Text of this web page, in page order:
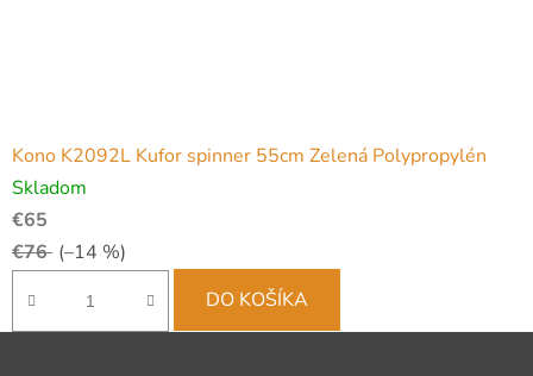
Kono K2092L Kufor spinner 55cm Zelená Polypropylén
Skladom
€65
€76 (–14 %)
DO KOŠÍKA